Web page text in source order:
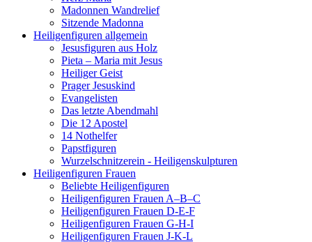
Madonnen Wandrelief
Sitzende Madonna
Heiligenfiguren allgemein
Jesusfiguren aus Holz
Pieta – Maria mit Jesus
Heiliger Geist
Prager Jesuskind
Evangelisten
Das letzte Abendmahl
Die 12 Apostel
14 Nothelfer
Papstfiguren
Wurzelschnitzerein - Heiligenskulpturen
Heiligenfiguren Frauen
Beliebte Heiligenfiguren
Heiligenfiguren Frauen A–B–C
Heiligenfiguren Frauen D-E-F
Heiligenfiguren Frauen G-H-I
Heiligenfiguren Frauen J-K-L